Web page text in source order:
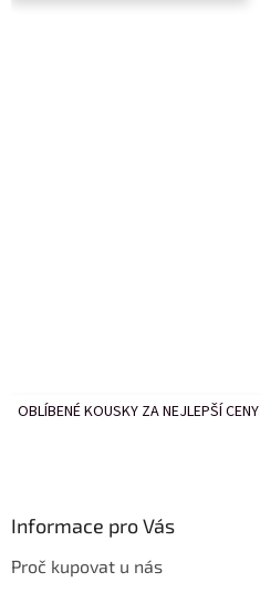
OBLÍBENÉ KOUSKY ZA NEJLEPŠÍ CENY
Informace pro Vás
Proč kupovat u nás